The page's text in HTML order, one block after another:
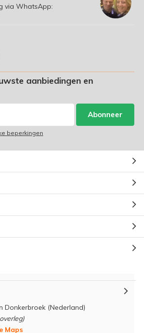
via WhatsApp:
aanbiedingen en
Abonneer
beperkingen
Donkerbroek (Nederland)
Maps